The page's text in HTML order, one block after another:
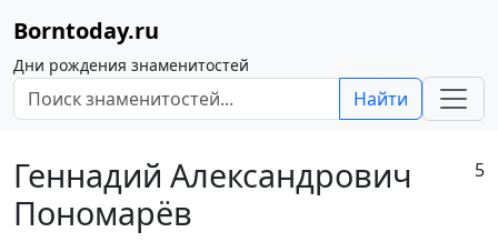
Borntoday.ru
Дни рождения знаменитостей
Найти
Геннадий Александрович
Пономарёв
5